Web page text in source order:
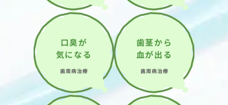
口臭が
気になる
歯周病治療
歯茎から
血が出る
歯周病治療